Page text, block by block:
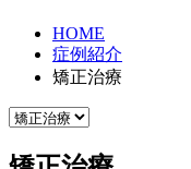
HOME
症例紹介
矯正治療